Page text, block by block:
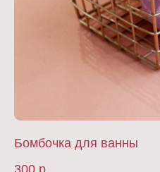
Бомбочка для ванны